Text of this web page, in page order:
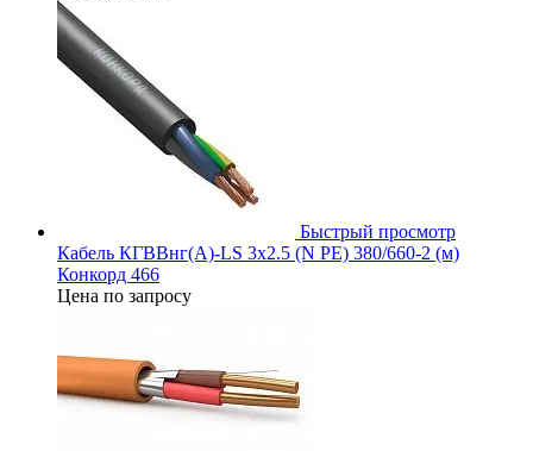
Быстрый просмотр
Кабель КГВВнг(А)-LS 3х2.5 (N PE) 380/660-2 (м)
Конкорд 466
Цена по запросу